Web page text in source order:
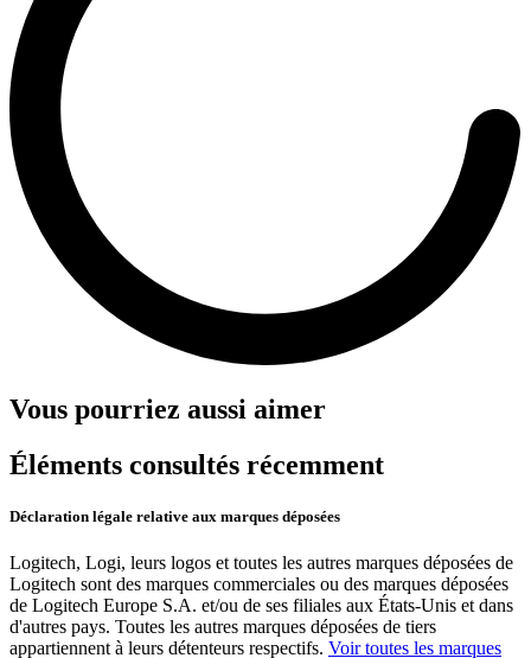
Vous pourriez aussi aimer
Éléments consultés récemment
Déclaration légale relative aux marques déposées
Logitech, Logi, leurs logos et toutes les autres marques déposées de
Logitech sont des marques commerciales ou des marques déposées
de Logitech Europe S.A. et/ou de ses filiales aux États-Unis et dans
d'autres pays. Toutes les autres marques déposées de tiers
appartiennent à leurs détenteurs respectifs. Voir toutes les marques